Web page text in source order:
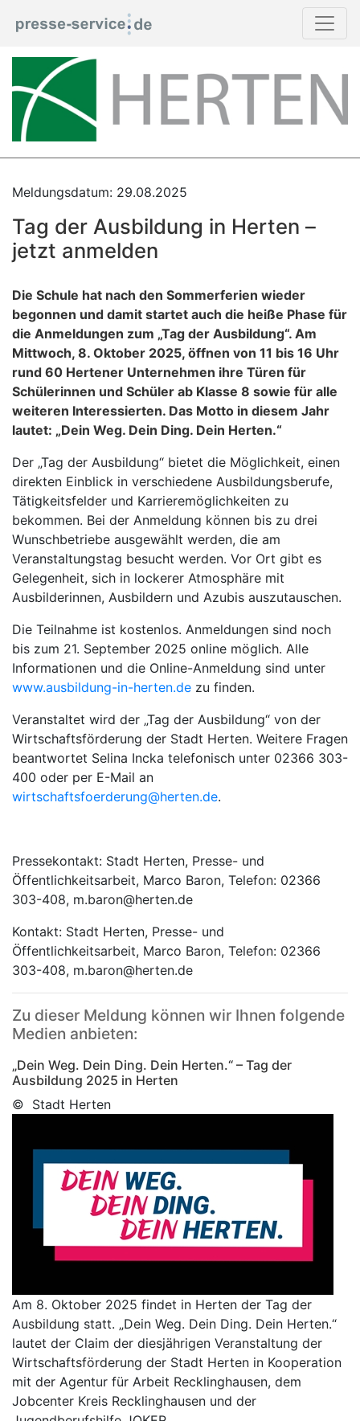
Meldungsdatum: 29.08.2025
Tag der Ausbildung in Herten –
jetzt anmelden
Die Schule hat nach den Sommerferien wieder
begonnen und damit startet auch die heiße Phase für
die Anmeldungen zum „Tag der Ausbildung“. Am
Mittwoch, 8. Oktober 2025, öffnen von 11 bis 16 Uhr
rund 60 Hertener Unternehmen ihre Türen für
Schülerinnen und Schüler ab Klasse 8 sowie für alle
weiteren Interessierten. Das Motto in diesem Jahr
lautet: „Dein Weg. Dein Ding. Dein Herten.“
Der „Tag der Ausbildung“ bietet die Möglichkeit, einen
direkten Einblick in verschiedene Ausbildungsberufe,
Tätigkeitsfelder und Karrieremöglichkeiten zu
bekommen. Bei der Anmeldung können bis zu drei
Wunschbetriebe ausgewählt werden, die am
Veranstaltungstag besucht werden. Vor Ort gibt es
Gelegenheit, sich in lockerer Atmosphäre mit
Ausbilderinnen, Ausbildern und Azubis auszutauschen.
Die Teilnahme ist kostenlos. Anmeldungen sind noch
bis zum 21. September 2025 online möglich. Alle
Informationen und die Online-Anmeldung sind unter
www.ausbildung-in-herten.de zu finden.
Veranstaltet wird der „Tag der Ausbildung“ von der
Wirtschaftsförderung der Stadt Herten. Weitere Fragen
beantwortet Selina Incka telefonisch unter 02366 303-
400 oder per E-Mail an
wirtschaftsfoerderung@herten.de.
Pressekontakt: Stadt Herten, Presse- und
Öffentlichkeitsarbeit, Marco Baron, Telefon: 02366
303-408, m.baron@herten.de
Kontakt: Stadt Herten, Presse- und
Öffentlichkeitsarbeit, Marco Baron, Telefon: 02366
303-408, m.baron@herten.de
Zu dieser Meldung können wir Ihnen folgende
Medien anbieten:
„Dein Weg. Dein Ding. Dein Herten.“ – Tag der
Ausbildung 2025 in Herten
© Stadt Herten
Am 8. Oktober 2025 findet in Herten der Tag der
Ausbildung statt. „Dein Weg. Dein Ding. Dein Herten.“
lautet der Claim der diesjährigen Veranstaltung der
Wirtschaftsförderung der Stadt Herten in Kooperation
mit der Agentur für Arbeit Recklinghausen, dem
Jobcenter Kreis Recklinghausen und der